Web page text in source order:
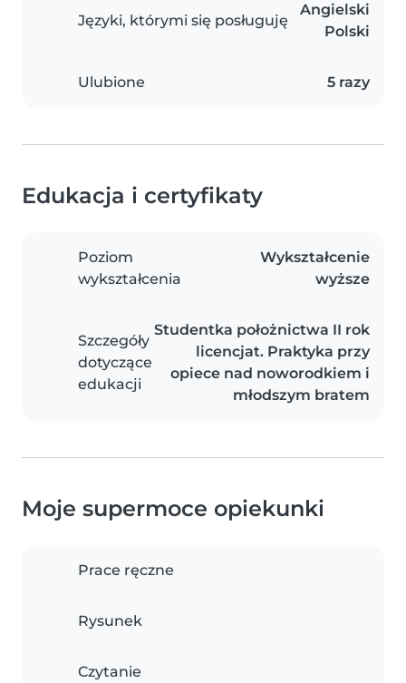
Języki, którymi się posługuję
Angielski
Polski
Ulubione 5 razy
Edukacja i certyfikaty
Poziom
wykształcenia
Wykształcenie
wyższe
Szczegóły
dotyczące
edukacji
Studentka położnictwa II rok
licencjat. Praktyka przy
opiece nad noworodkiem i
młodszym bratem
Moje supermoce opiekunki
Prace ręczne
Rysunek
Czytanie